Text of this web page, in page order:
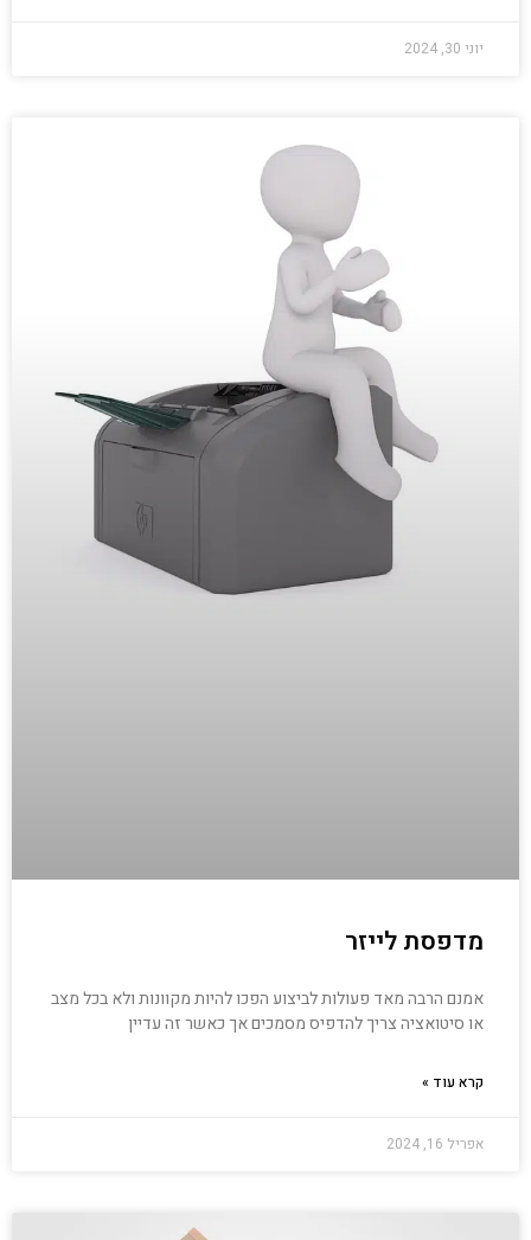
יוני 30, 2024
מדפסת לייזר
אמנם הרבה מאד פעולות לביצוע הפכו להיות מקוונות ולא בכל מצב
או סיטואציה צריך להדפיס מסמכים אך כאשר זה עדיין
קרא עוד »
אפריל 16, 2024